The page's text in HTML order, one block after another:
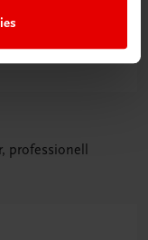
professionell